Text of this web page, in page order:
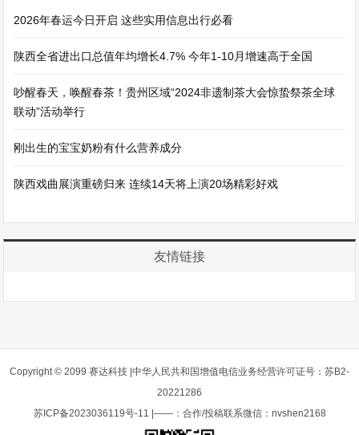
2026年春运今日开启 这些实用信息出行必看
陕西全省进出口总值年均增长4.7% 今年1-10月增速高于全国
吵醒春天，唤醒春茶！贵州区域“2024非遗制茶大会惊蛰祭茶全球
联动”活动举行
刚出生的宝宝奶粉有什么营养成分
陕西戏曲展演重磅归来 连续14天将上演20场精彩好戏
友情链接
Copyright © 2099 赛达科技 |中华人民共和国增值电信业务经营许可证号：苏B2-
20221286
苏ICP备2023036119号-11 |——：合作/投稿联系微信：nvshen2168